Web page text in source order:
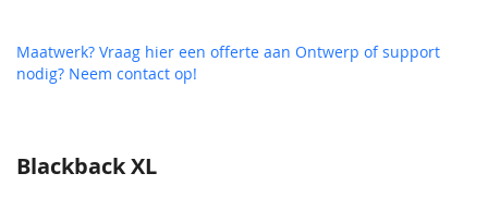
Blackback XL
Maatwerk? Vraag hier een offerte aan Ontwerp of support
nodig? Neem contact op!